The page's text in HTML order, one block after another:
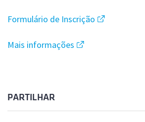
Formulário de Inscrição
Mais informações
PARTILHAR